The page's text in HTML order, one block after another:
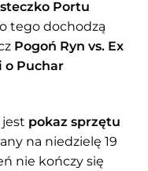
Portu
tego dochodzą
Pogoń Ryn vs. Ex
o Puchar
pokaz sprzętu
na niedzielę 19
nie kończy się